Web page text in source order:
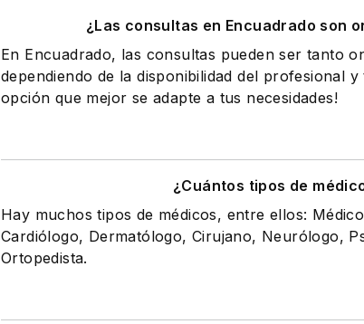
¿Las consultas en Encuadrado son
En Encuadrado, las consultas pueden ser tanto
dependiendo de la disponibilidad del profesional y
opción que mejor se adapte a tus necesidades!
¿Cuántos tipos de
Hay muchos tipos de médicos, entre ellos:
Cardiólogo, Dermatólogo, Cirujano, Neurólogo,
Ortopedista.